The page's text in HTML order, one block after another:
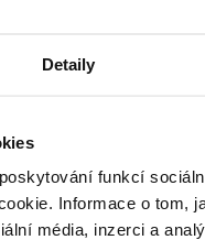
Detaily
funkcí
Informace o tom,
média, inzerci a